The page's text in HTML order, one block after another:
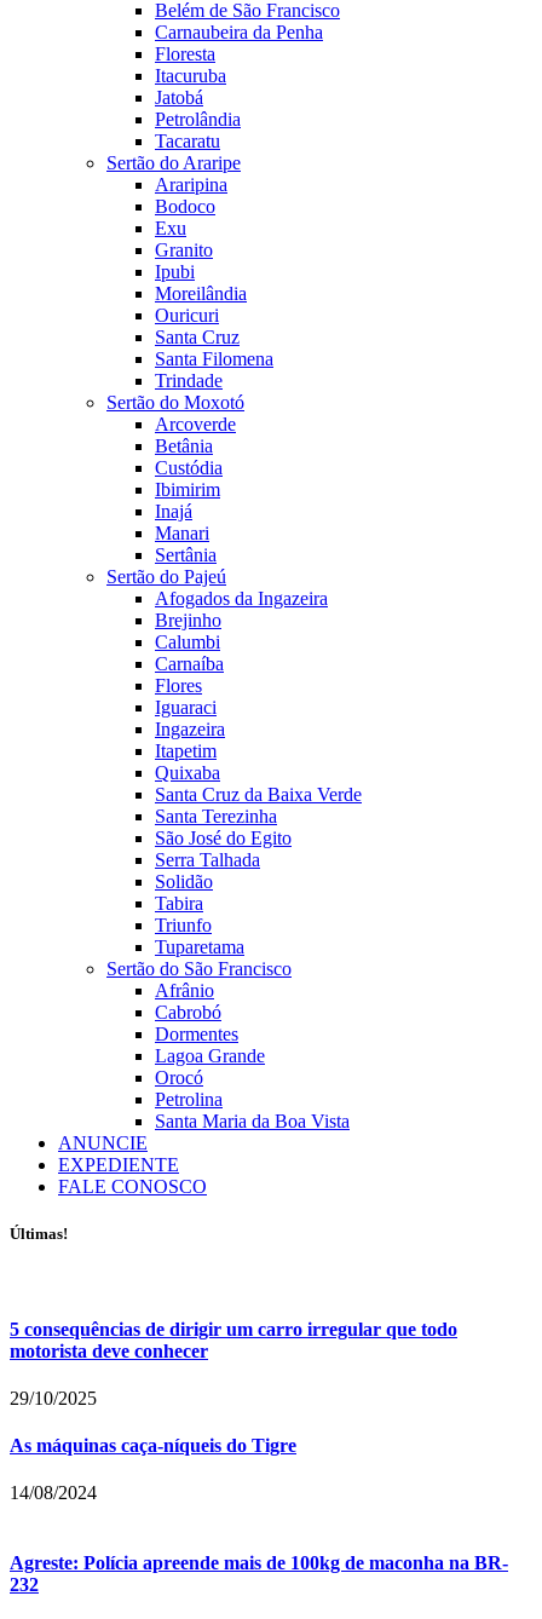
Belém de São Francisco
Carnaubeira da Penha
Floresta
Itacuruba
Jatobá
Petrolândia
Tacaratu
Sertão do Araripe
Araripina
Bodoco
Exu
Granito
Ipubi
Moreilândia
Ouricuri
Santa Cruz
Santa Filomena
Trindade
Sertão do Moxotó
Arcoverde
Betânia
Custódia
Ibimirim
Inajá
Manari
Sertânia
Sertão do Pajeú
Afogados da Ingazeira
Brejinho
Calumbi
Carnaíba
Flores
Iguaraci
Ingazeira
Itapetim
Quixaba
Santa Cruz da Baixa Verde
Santa Terezinha
São José do Egito
Serra Talhada
Solidão
Tabira
Triunfo
Tuparetama
Sertão do São Francisco
Afrânio
Cabrobó
Dormentes
Lagoa Grande
Orocó
Petrolina
Santa Maria da Boa Vista
ANUNCIE
EXPEDIENTE
FALE CONOSCO
Últimas!
5 consequências de dirigir um carro irregular que todo
motorista deve conhecer
29/10/2025
As máquinas caça-níqueis do Tigre
14/08/2024
Agreste: Polícia apreende mais de 100kg de maconha na BR-
232